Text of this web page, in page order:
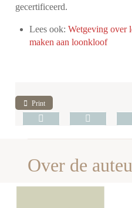
gecertificeerd.
Lees ook:Wetgeving over
maken aan loonkloof
Print
Over de